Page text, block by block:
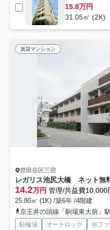
15.8万円
31.05㎡ (2K)
賃貸マンション
世田谷区三宿
14.2万円 管理/共益費10,000
25.80㎡ (1K) /築6年 /4階建
京王井の頭線「駒場東大前」
駐輪場 オートロック 光フ